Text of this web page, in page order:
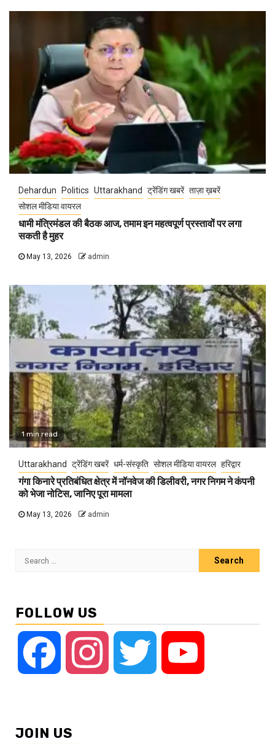
Dehardun Politics Uttarakhand ट्रेंडिंग खबरें ताज़ा ख़बरें
सोशल मीडिया वायरल
धामी मंत्रिमंडल की बैठक आज, तमाम इन महत्वपूर्ण प्रस्तावों पर लगा
सकती है मुहर
May 13, 2026 admin
1 min read
Uttarakhand ट्रेंडिंग खबरें धर्म-संस्कृति सोशल मीडिया वायरल हरिद्वार
गंगा किनारे प्रतिबंधित क्षेत्र में नॉनवेज की डिलीवरी, नगर निगम ने कंपनी
को भेजा नोटिस, जानिए पूरा मामला
May 13, 2026 admin
Search
FOLLOW US
Facebook Instagram Twitter
JOIN US